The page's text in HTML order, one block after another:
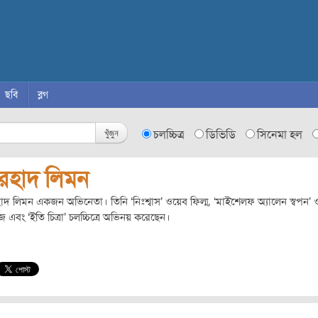
ছবি ব্লগ
খুঁজুন চলচ্চিত্র ডিভিডি সিনেমা হল
লিমন
লিমন একজন অভিনেতা। তিনি ‘নিঃশ্বাস’ ওয়েব ফিল্ম, ‘মাইশেলফ অ্যালেন স্বপন’
এবং ‘ইতি চিত্রা’ চলচ্চিত্রে অভিনয় করেছেন।